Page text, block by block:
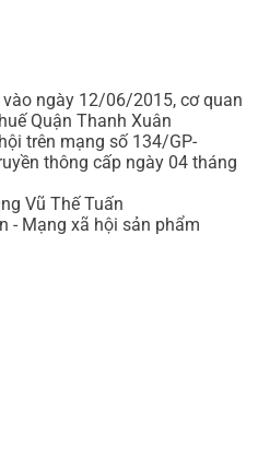
ngày 12/06/2015, cơ quan
Quận Thanh Xuân
trên mạng số 134/GP-
thông cấp ngày 04 tháng
Vũ Thế Tuấn
- Mạng xã hội sản phẩm